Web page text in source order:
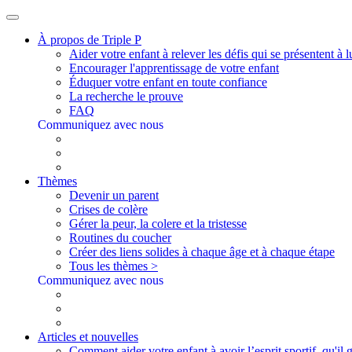
À propos de Triple P
Aider votre enfant à relever les défis qui se présentent à
Encourager l'apprentissage de votre enfant
Éduquer votre enfant en toute confiance
La recherche le prouve
FAQ
Communiquez avec nous
Thèmes
Devenir un parent
Crises de colère
Gérer la peur, la colere et la tristesse
Routines du coucher
Créer des liens solides à chaque âge et à chaque étape
Tous les thèmes >
Communiquez avec nous
Articles et nouvelles